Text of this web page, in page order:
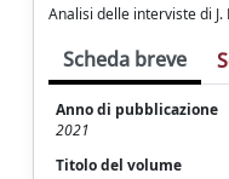
Analisi delle interviste di
Scheda breve
Anno di pubblicazione
2021
Titolo del volume